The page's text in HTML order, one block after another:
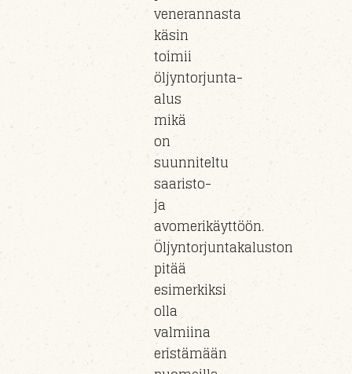
venerannasta
käsin
toimii
öljyntorjunta-
alus
mikä
on
suunniteltu
saaristo-
ja
avomerikäyttöön.
Öljyntorjuntakaluston
pitää
esimerkiksi
olla
valmiina
eristämään